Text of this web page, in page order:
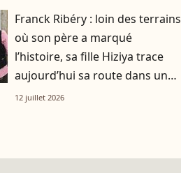
Franck Ribéry : loin des terrains
où son père a marqué
l’histoire, sa fille Hiziya trace
aujourd’hui sa route dans un
tout autre univers
12 juillet 2026